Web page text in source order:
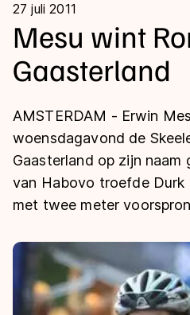
Kalender
Disciplines
Langebaan
Shorttrack
Inlineskaten
Schoonrijden
Natuurijs
Uitslagen
Langebaan
Shorttrack
Marathon
Inlineskaten
Kunstschaatsen
Tijden & historie
Ranglijsten Langebaan
Historie & statistiek
Inschrijven wedstrijden
Algemene Nederlandse
Schaatsfans
Alles voor jou als schaatsfan
27 juli 2011
Mesu wint
Gaasterland
AMSTERDAM - Erwin
woensdagavond de
Gaasterland op zijn naam
van Habovo troefde Durk
met twee meter